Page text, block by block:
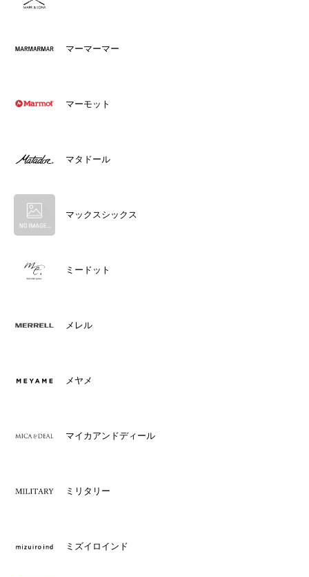
マーマーマー
マーモット
マタドール
マックスシックス
ミードット
メレル
メヤメ
マイカアンドディール
ミリタリー
ミズイロインド